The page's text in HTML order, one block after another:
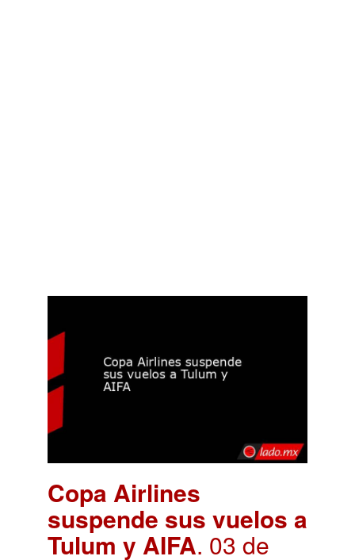
Copa Airlines
suspende sus vuelos a
Tulum y AIFA. 03 de